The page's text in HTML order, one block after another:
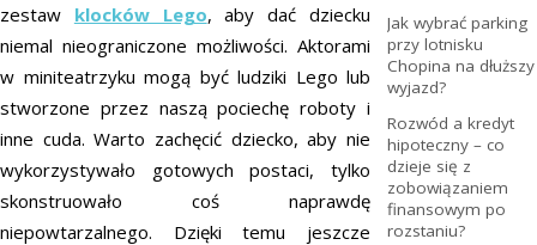
zestaw klocków Lego, aby dać dziecku
niemal nieograniczone możliwości. Aktorami
w miniteatrzyku mogą być ludziki Lego lub
stworzone przez naszą pociechę roboty i
inne cuda. Warto zachęcić dziecko, aby nie
wykorzystywało gotowych postaci, tylko
skonstruowało coś naprawdę
niepowtarzalnego. Dzięki temu jeszcze
Jak wybrać parking
przy lotnisku
Chopina na dłuższy
wyjazd?
Rozwód a kredyt
hipoteczny – co
dzieje się z
zobowiązaniem
finansowym po
rozstaniu?